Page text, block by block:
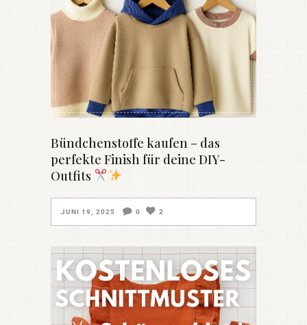
Bündchenstoffe kaufen – das
perfekte Finish für deine DIY-
Outfits
JUNI 19, 2025 0 2